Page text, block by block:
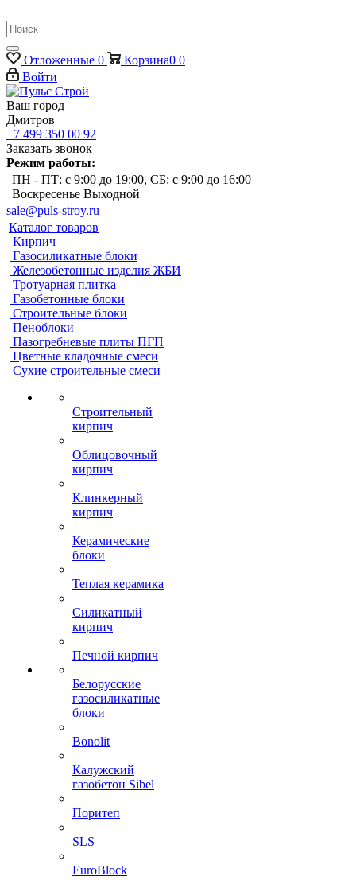
Отложенные 0 Корзина0 0
Войти
Ваш город
Дмитров
+7 499 350 00 92
Заказать звонок
Режим работы:
ПН - ПТ: с 9:00 до 19:00, СБ: с 9:00 до 16:00
Воскресенье Выходной
sale@puls-stroy.ru
Каталог товаров
Кирпич
Газосиликатные блоки
Железобетонные изделия ЖБИ
Тротуарная плитка
Газобетонные блоки
Строительные блоки
Пеноблоки
Пазогребневые плиты ПГП
Цветные кладочные смеси
Сухие строительные смеси
Строительный
кирпич
Облицовочный
кирпич
Клинкерный
кирпич
Керамические
блоки
Теплая керамика
Силикатный
кирпич
Печной кирпич
Белорусские
газосиликатные
блоки
Bonolit
Калужский
газобетон Sibel
Поритеп
SLS
EuroBlock